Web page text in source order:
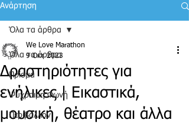
Ανάρτηση
Όλα τα άρθρα
Πρίσμα
Ψύχραιμη Φωνή
Περιβάλλον
Όλα τα άρθρα
Δραστηριότητες για
ενήλικες | Εικαστικά,
μουσική, θέατρο και άλλα
We Love Marathon
9 Οκτ 2023